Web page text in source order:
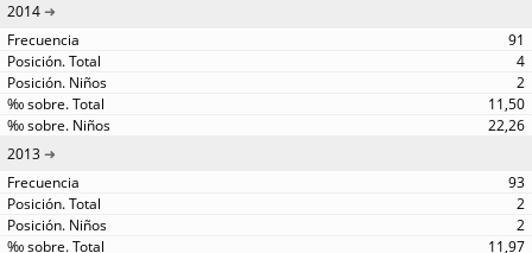
2014
91
4
2
11,50
22,26
2013
93
2
2
11,97